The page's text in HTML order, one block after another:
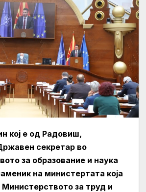
кој е од Радовиш,
секретар во
за образование и наука
на министертата која
за труд и